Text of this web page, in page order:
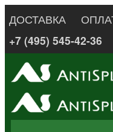
ДОСТАВКА
+7 (495) 545-42-36